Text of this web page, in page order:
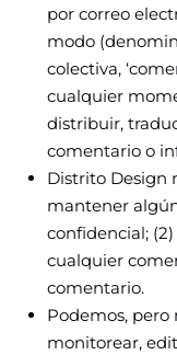
por correo
modo
colectiva,
cualquier
distribuir,
comentario o
Distrito Design
mantener
confidencial;
cualquier
comentario.
Podemos,
monitorear,